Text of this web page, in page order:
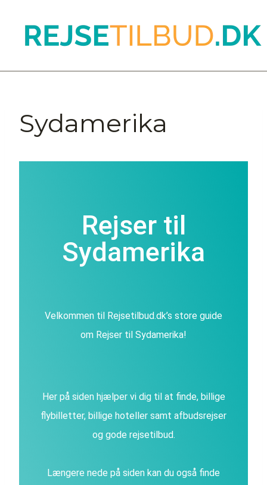
Sydamerika
Rejser til
Sydamerika
Velkommen til Rejsetilbud.dk’s store guide
om Rejser til Sydamerika!
Her på siden hjælper vi dig til at finde, billige
flybilletter, billige hoteller samt afbudsrejser
og gode rejsetilbud.
Længere nede på siden kan du også finde